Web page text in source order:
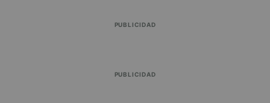
PUBLICIDAD
PUBLICIDAD